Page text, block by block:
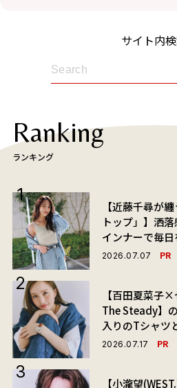
サイト内
Ranking
ランキング
【近藤千尋が
トップ」】洒
インナーで毎日
2026.07.07 PR
【百田夏菜子
The Steady】
入りのTシャツ
2026.07.17 PR
【小瀧望